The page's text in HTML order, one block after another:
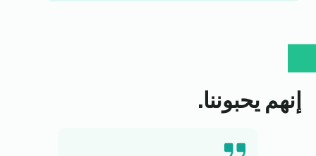
إنهم يحبوننا.